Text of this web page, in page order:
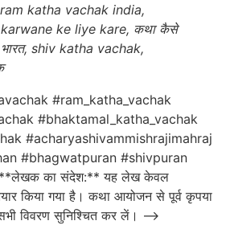
katha vachak india,
ke liye kare, कथा कैसे
shiv katha vachak,
#ram_katha_vachak
#bhaktamal_katha_vachak
#acharyashivammishrajimahraj
#bhagwatpuran #shivpuran
का संदेश:** यह लेख केवल
किया गया है। कथा आयोजन से पूर्व कृपया
विवरण सुनिश्चित कर लें। –>